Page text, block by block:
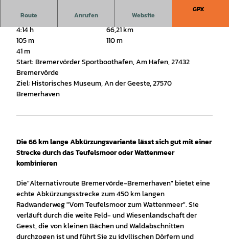
Route Anrufen Website
GPX
4:14 h
66,21 km
105 m
110 m
41 m
Start: Bremervörder Sportboothafen, Am Hafen, 27432
Bremervörde
Ziel: Historisches Museum, An der Geeste, 27570
Bremerhaven
Die 66 km lange Abkürzungsvariante lässt sich gut mit einer
Strecke durch das Teufelsmoor oder Wattenmeer
kombinieren
Die"Alternativroute Bremervörde-Bremerhaven" bietet eine
echte Abkürzungsstrecke zum 450 km langen
Radwanderweg "Vom Teufelsmoor zum Wattenmeer". Sie
verläuft durch die weite Feld- und Wiesenlandschaft der
Geest, die von kleinen Bächen und Waldabschnitten
durchzogen ist und führt Sie zu idyllischen Dörfern und